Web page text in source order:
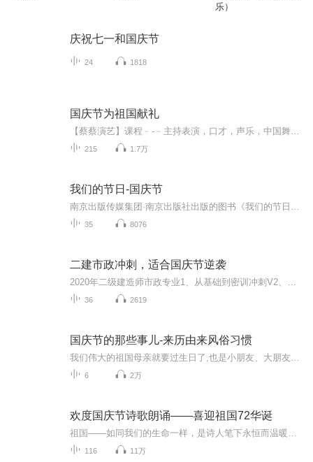
乐）
庆祝七一和国庆节
24 1818
国庆节为祖国献礼
215 1.7万
我们的节日-国庆节
35 8076
二建市政冲刺，适合国庆节逆袭
36 2619
国庆节的那些事儿-来历由来风俗习惯
6 2万
欢度国庆节诗歌朗诵——喜迎祖国72华诞
116 11万